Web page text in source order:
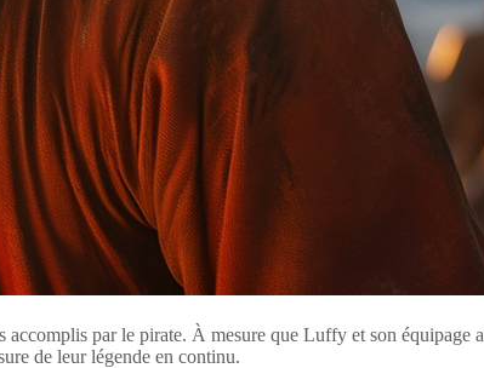
par le pirate. À mesure que Luffy et son équipage
de leur légende en continu.